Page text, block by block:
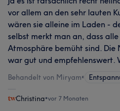
vor allem an den sehr lauten
wären sie alleine im Laden -
selbst merkt man an, dass
Atmosphäre bemüht sind. Die
war gut und empfehlenswert.
Behandelt von Miryam•
Christina•vor 7 Monaten